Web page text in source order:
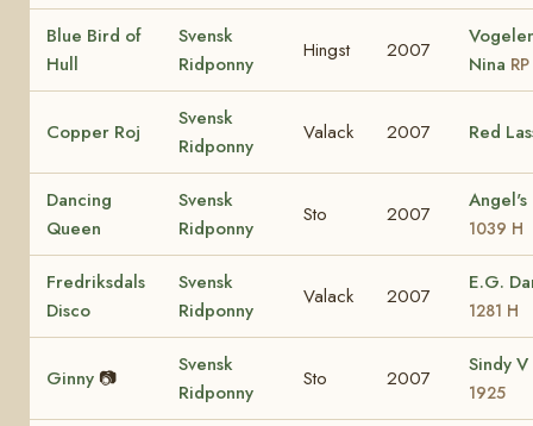
Blue Bird of
Hull
Svensk
Ridponny
Hingst 2007
Nina
Copper Roj
Svensk
Ridponny
Valack 2007 Red
Dancing
Queen
Svensk
Ridponny
Sto 2007
1039 H
Fredriksdals
Disco
Svensk
Ridponny
Valack 2007
E.G.
1281 H
Ginny 📷
Svensk
Ridponny
Sto 2007
Sindy V
1925